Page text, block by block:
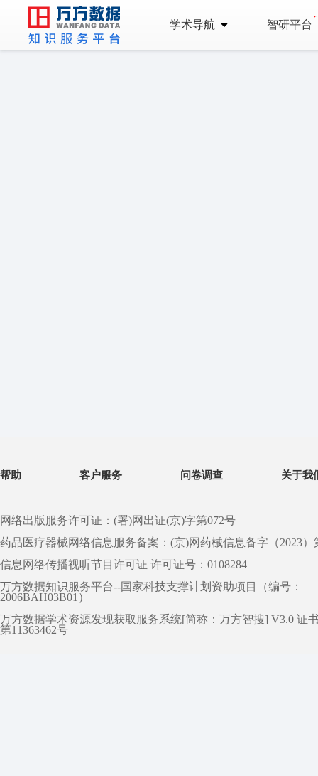
学术导航 智研平台
帮助 客户服务 问卷调查 关于我
网络出版服务许可证：(署)网出证(京)字第072号
药品医疗器械网络信息服务备案：(京)网药械信息备字（2023）
信息网络传播视听节目许可证 许可证号：0108284
万方数据知识服务平台--国家科技支撑计划资助项目（编号：
2006BAH03B01）
万方数据学术资源发现获取服务系统[简称：万方智搜] V3.0 证
第11363462号